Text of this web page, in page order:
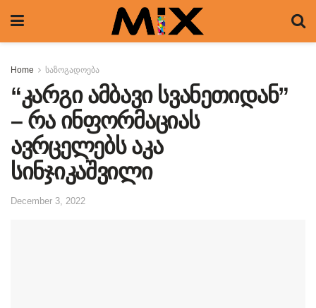
Home საზოგადოება
“კარგი ამბავი სვანეთიდან”
– რა ინფორმაციას
ავრცელებს აკა
სინჯიკაშვილი
December 3, 2022